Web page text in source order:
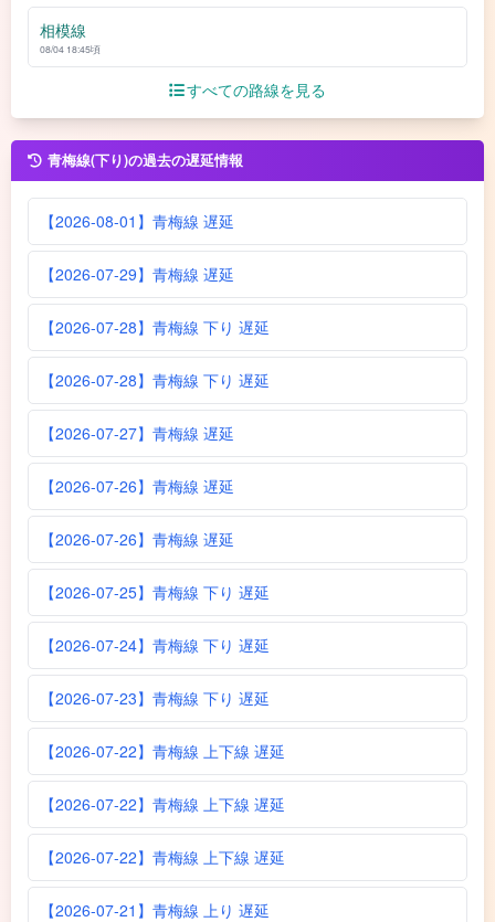
相模線
08/04 18:45頃
すべての路線を見る
青梅線(下り)の過去の遅延情報
【2026-08-01】青梅線 遅延
【2026-07-29】青梅線 遅延
【2026-07-28】青梅線 下り 遅延
【2026-07-28】青梅線 下り 遅延
【2026-07-27】青梅線 遅延
【2026-07-26】青梅線 遅延
【2026-07-26】青梅線 遅延
【2026-07-25】青梅線 下り 遅延
【2026-07-24】青梅線 下り 遅延
【2026-07-23】青梅線 下り 遅延
【2026-07-22】青梅線 上下線 遅延
【2026-07-22】青梅線 上下線 遅延
【2026-07-22】青梅線 上下線 遅延
【2026-07-21】青梅線 上り 遅延